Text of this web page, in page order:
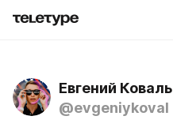
Евгений Коваль
@evgeniykoval